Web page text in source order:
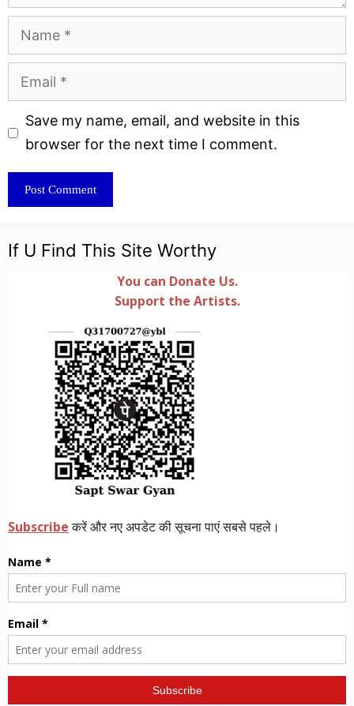
Name
Email
Website
Save my name, email, and website in this
browser for the next time I comment.
If U Find This Site Worthy